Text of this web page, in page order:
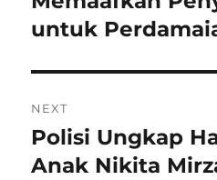
untuk
NEXT
Next
post:
Polisi Ungkap
Anak Nikita